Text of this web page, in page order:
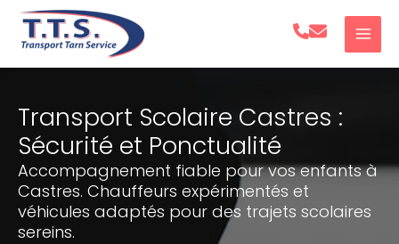
Aller
Transport Scolaire Castres :
Sécurité et Ponctualité
Accompagnement fiable pour vos enfants à
Castres. Chauffeurs expérimentés et
véhicules adaptés pour des trajets scolaires
sereins.